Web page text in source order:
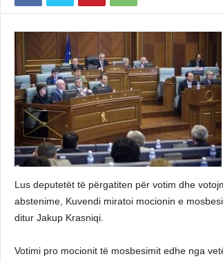
Lus deputetët të përgatiten për votim dhe
abstenime, Kuvendi miratoi mocionin e
ditur Jakup Krasniqi.
Votimi pro mocionit të mosbesimit edhe nga